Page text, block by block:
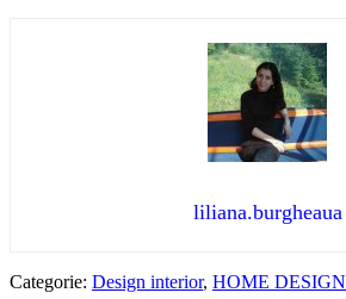
liliana.burgheaua
Categorie: Design interior, HOME DESIGN